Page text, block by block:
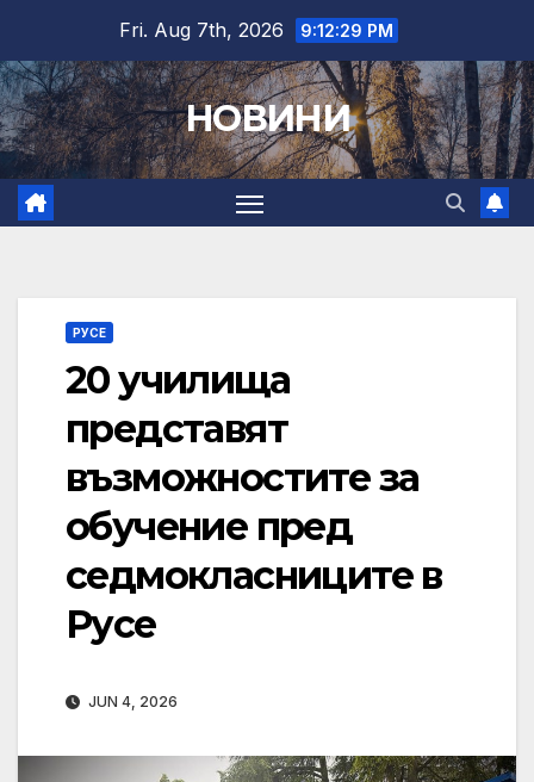
content
Fri. Aug 7th, 2026 9:12:30 PM
НОВИНИ
РУСЕ
20 училища
представят
възможностите за
обучение пред
седмокласниците в
Русе
JUN 4, 2026